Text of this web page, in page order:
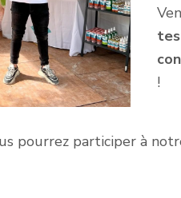
!
pourrez participer à